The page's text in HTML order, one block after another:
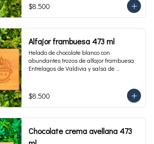
$8.500
Alfajor frambuesa 473 ml
Helado de chocolate blanco con
abundantes trozos de alfajor frambuesa
Entrelagos de Valdivia y salsa de
$8.500
Chocolate crema avellana 473